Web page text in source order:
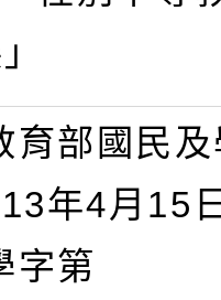
育部國民
年4月15
字第